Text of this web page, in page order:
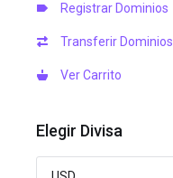
Registrar Dominios
Transferir Dominios
Ver Carrito
Elegir Divisa